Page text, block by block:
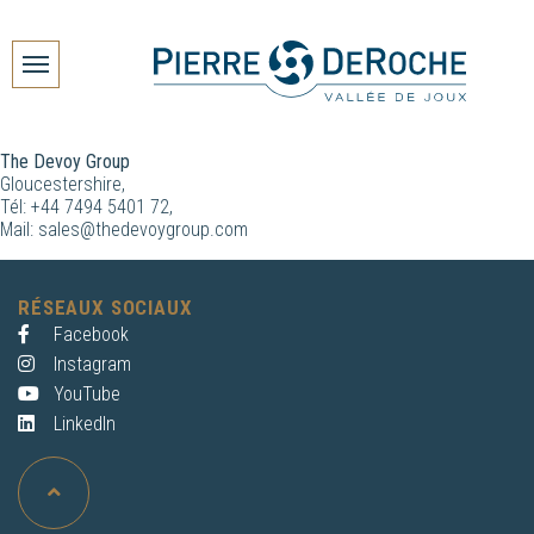
The Devoy Group
Gloucestershire,
Tél: +44 7494 5401 72,
Mail: sales@thedevoygroup.com
RÉSEAUX SOCIAUX
Facebook
Instagram
YouTube
LinkedIn